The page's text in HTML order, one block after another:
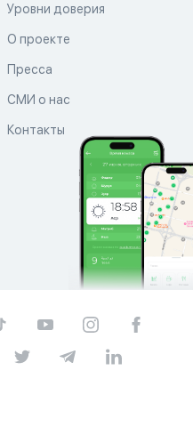
Уровни доверия
О проекте
Пресса
СМИ о нас
Контакты